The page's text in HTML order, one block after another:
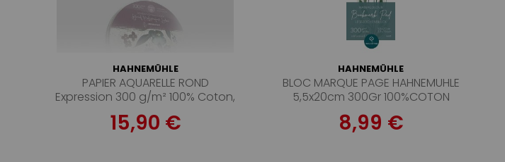
HAHNEMÜHLE
PAPIER AQUARELLE ROND
Expression 300 g/m² 100% Coton,
grain fin, 30 feuilles
15,90 €
HAHNEMÜHLE
BLOC MARQUE PAGE HAHNEMUHLE
5,5x20cm 300Gr 100%COTON
15FEUILLES
8,99 €